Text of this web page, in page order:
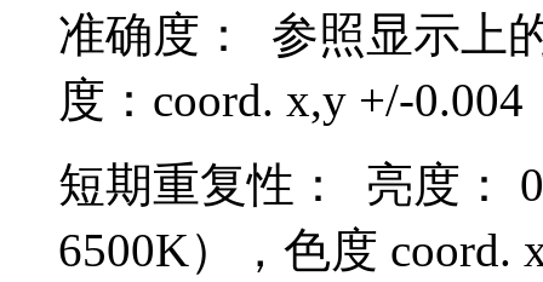
准确度： 参照显示上
度：coord. x,y +/-0.004
短期重复性： 亮度：
6500K），色度 coord.